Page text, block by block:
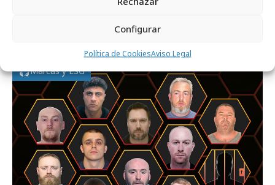
Configurar
Política de CookiesAviso Legal
hackathon con Google Cloud
Marcas y ESG